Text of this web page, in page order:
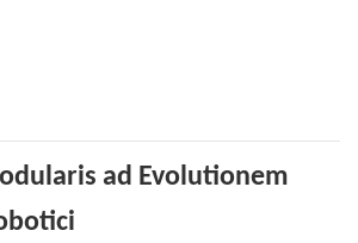
ad Evolutionem